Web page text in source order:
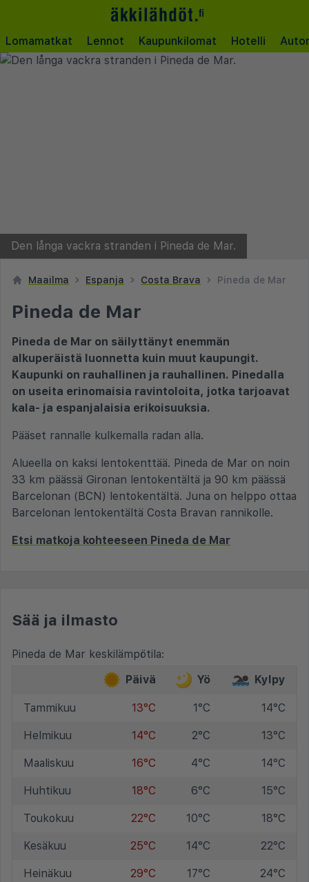
Lomamatkat Lennot Kaupunkilomat Hotelli
Den långa vackra stranden i Pineda de Mar.
Maailma Espanja Costa Brava Pineda de Mar
Pineda de Mar
Pineda de Mar on säilyttänyt enemmän
alkuperäistä luonnetta kuin muut kaupungit.
Kaupunki on rauhallinen ja rauhallinen. Pinedalla
on useita erinomaisia ravintoloita, jotka tarjoavat
kala- ja espanjalaisia erikoisuuksia.
Pääset rannalle kulkemalla radan alla.
Alueella on kaksi lentokenttää. Pineda de Mar on noin
33 km päässä Gironan lentokentältä ja 90 km päässä
Barcelonan (BCN) lentokentältä. Juna on helppo ottaa
Barcelonan lentokentältä Costa Bravan rannikolle.
Etsi matkoja kohteeseen Pineda de Mar
Sää ja ilmasto
Pineda de Mar keskilämpötila:
Päivä
Yö Kylpy
Tammikuu 13°C 1°C 14°C
Helmikuu 14°C 2°C 13°C
Maaliskuu 16°C 4°C 14°C
Huhtikuu 18°C 6°C 15°C
Toukokuu 22°C 10°C 18°C
Kesäkuu 25°C 14°C 22°C
Heinäkuu 29°C 17°C 24°C